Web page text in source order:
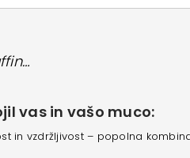
vas in vašo muco:
in vzdržljivost – popolna